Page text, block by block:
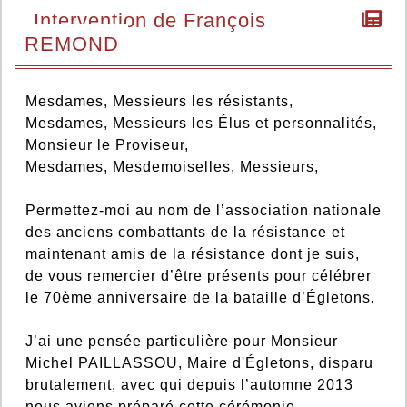
Intervention de François
REMOND
Mesdames, Messieurs les résistants,
Mesdames, Messieurs les Élus et personnalités,
Monsieur le Proviseur,
Mesdames, Mesdemoiselles, Messieurs,
Permettez-moi au nom de l’association nationale
des anciens combattants de la résistance et
maintenant amis de la résistance dont je suis,
de vous remercier d’être présents pour célébrer
le 70ème anniversaire de la bataille d’Égletons.
J’ai une pensée particulière pour Monsieur
Michel PAILLASSOU, Maire d'Égletons, disparu
brutalement, avec qui depuis l’automne 2013